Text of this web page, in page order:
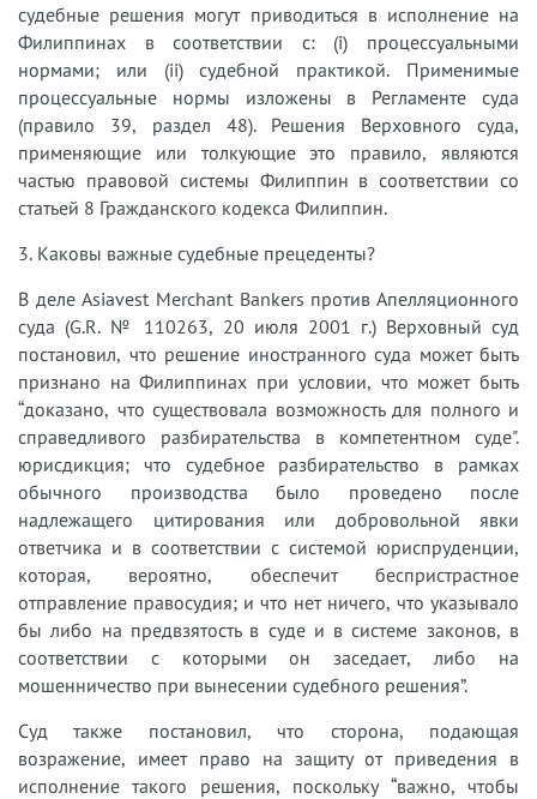
судебные решения могут приводиться в исполнение на
Филиппинах в соответствии с: (i) процессуальными
нормами; или (ii) судебной практикой. Применимые
процессуальные нормы изложены в Регламенте суда
(правило 39, раздел 48). Решения Верховного суда,
применяющие или толкующие это правило, являются
частью правовой системы Филиппин в соответствии со
статьей 8 Гражданского кодекса Филиппин.
3. Каковы важные судебные прецеденты?
В деле Asiavest Merchant Bankers против Апелляционного
суда (G.R. № 110263, 20 июля 2001 г.) Верховный суд
постановил, что решение иностранного суда может быть
признано на Филиппинах при условии, что может быть
“доказано, что существовала возможность для полного и
справедливого разбирательства в компетентном суде".
юрисдикция; что судебное разбирательство в рамках
обычного производства было проведено после
надлежащего цитирования или добровольной явки
ответчика и в соответствии с системой юриспруденции,
которая, вероятно, обеспечит беспристрастное
отправление правосудия; и что нет ничего, что указывало
бы либо на предвзятость в суде и в системе законов, в
соответствии с которыми он заседает, либо на
мошенничество при вынесении судебного решения”.
Суд также постановил, что сторона, подающая
возражение, имеет право на защиту от приведения в
исполнение такого решения, поскольку “важно, чтобы